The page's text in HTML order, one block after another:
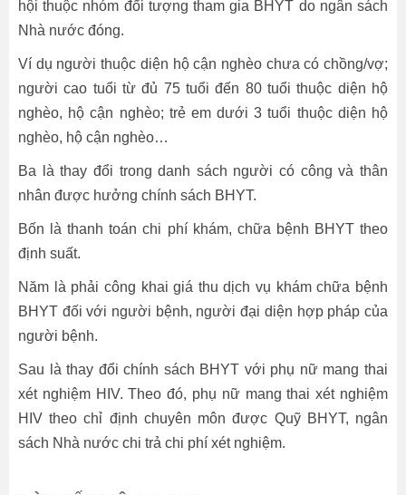
hội thuộc nhóm đối tượng tham gia BHYT do ngân sách
Nhà nước đóng.
Ví dụ người thuộc diện hộ cận nghèo chưa có chồng/vợ;
người cao tuổi từ đủ 75 tuổi đến 80 tuổi thuộc diện hộ
nghèo, hộ cận nghèo; trẻ em dưới 3 tuổi thuộc diện hộ
nghèo, hộ cận nghèo…
Ba là thay đổi trong danh sách người có công và thân
nhân được hưởng chính sách BHYT.
Bốn là thanh toán chi phí khám, chữa bệnh BHYT theo
định suất.
Năm là phải công khai giá thu dịch vụ khám chữa bệnh
BHYT đối với người bệnh, người đại diện hợp pháp của
người bệnh.
Sau là thay đổi chính sách BHYT với phụ nữ mang thai
xét nghiệm HIV. Theo đó, phụ nữ mang thai xét nghiệm
HIV theo chỉ định chuyên môn được Quỹ BHYT, ngân
sách Nhà nước chi trả chi phí xét nghiệm.